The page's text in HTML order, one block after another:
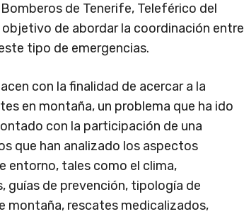
de Tenerife, Teleférico del
de abordar la coordinación entre
tipo de emergencias.
con la finalidad de acercar a la
en montaña, un problema que ha ido
con la participación de una
que han analizado los aspectos
entorno, tales como el clima,
guías de prevención, tipología de
montaña, rescates medicalizados,